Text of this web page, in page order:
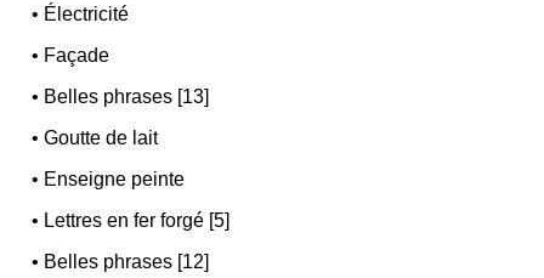
• Électricité
• Façade
• Belles phrases [13]
•Goutte de lait
• Enseigne peinte
• Lettres en fer forgé [5]
• Belles phrases [12]